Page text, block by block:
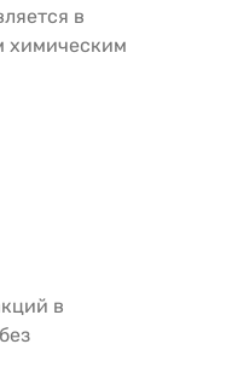
в
химическим
в